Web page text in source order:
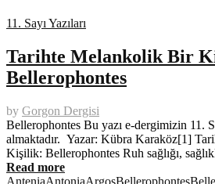
11. Sayı Yazıları
Tarihte Melankolik Bir
Bellerophontes
by Gorgon Dergisi
Bellerophontes Bu yazı e-dergimizin 11.
almaktadır. Yazar: Kübra Karaköz[1]
Kişilik: Bellerophontes Ruh sağlığı,
Read more
AnteniaAntoniaArgosBellerophontes